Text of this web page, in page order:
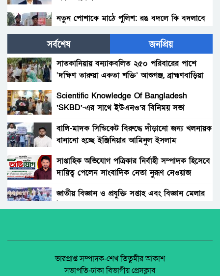
নতুন পোশাকে মাঠে পুলিশ: রঙ বদলে কি বদলাবে
হাকিমপুরসহ ৪ উপজেলায় বিএনপির এমপি প্রার্থী ডাঃ
জাহিদের ব্যাবস্থাপনায় ফ্রী মেডিকেল ক্যাম্প ও ঔষধ
বিতরণ।
গ্রহন।
দোরগোড়ায় এক নতুন অধ্যায়ের সূচনা।
বিচারকের স্ত্রীকে কুপিয়ে জখম, ছেলেকে হত্যা করল
পরিচিত যুবক।
আওয়ামী’লীগের অবরোধের বিরুদ্ধে কঠোর অবস্থান
ছিলো জামায়াত ইসলামীর।
সর্বশেষ জনপ্রিয়
সাতকানিয়ায় বন্যাকবলিত ২৫০ পরিবারের পাশে
‘দক্ষিণ তারুয়া একতা শক্তি’ আশুগঞ্জ, ব্রাহ্মণবাড়িয়া
Scientific Knowledge Of Bangladesh
‘SKBD’-এর সাথে ইউএনও’র বিনিময় সভা
বালি-মাদক সিন্ডিকেট বিরুদ্ধে দাঁড়ানো জন্য খলনায়ক
বানানো হচ্ছে ইঞ্জিনিয়ার আমিনুল ইসলাম
সাপ্তাহিক অভিযোগ পত্রিকার নির্বাহী সম্পাদক হিসেবে
দায়িত্ব পেলেন সাংবাদিক নেতা নুরূণ নেওয়াজ
জাতীয় বিজ্ঞান ও প্রযুক্তি সপ্তাহ এবং বিজ্ঞান মেলার
জেলা আইন-শৃৃঙ্খলা কমিটির মাসিক সভা অনুষ্ঠিত।
ভারপ্রাপ্ত সম্পাদক-শেখ তিতুমীর আকাশ
সভাপতি-ঢাকা বিভাগীয় প্রেসক্লাব